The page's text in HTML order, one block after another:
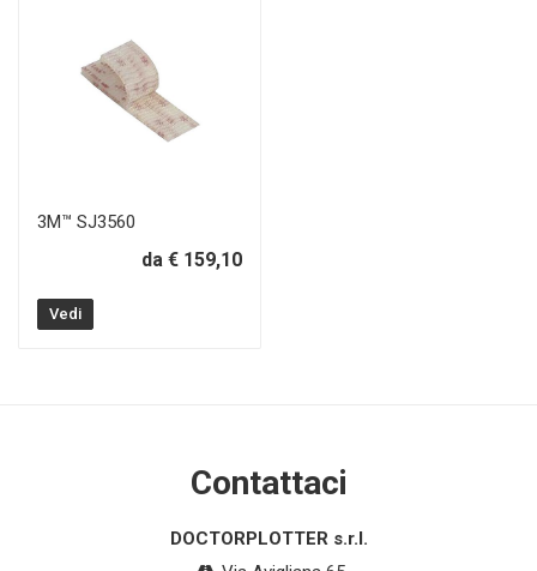
3M™ SJ3560
da € 159,10
Vedi
Contattaci
DOCTORPLOTTER s.r.l.